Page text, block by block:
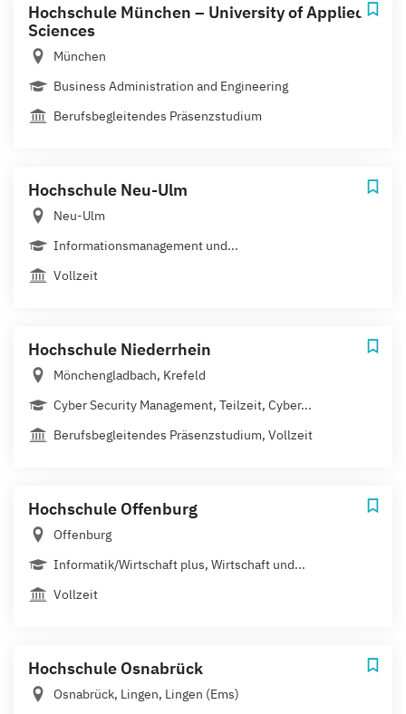
Hochschule München – University of Applied
Sciences
München
Business Administration and Engineering
Berufsbegleitendes Präsenzstudium
Hochschule Neu-Ulm
Neu-Ulm
Informationsmanagement und...
Vollzeit
Hochschule Niederrhein
Mönchengladbach, Krefeld
Cyber Security Management, Teilzeit, Cyber...
Berufsbegleitendes Präsenzstudium, Vollzeit
Hochschule Offenburg
Offenburg
Informatik/Wirtschaft plus, Wirtschaft und...
Vollzeit
Hochschule Osnabrück
Osnabrück, Lingen, Lingen (Ems)